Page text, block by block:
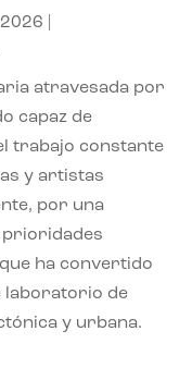
atravesada por
capaz de
trabajo constante
y artistas
por una
prioridades
ha convertido
laboratorio de
y urbana.